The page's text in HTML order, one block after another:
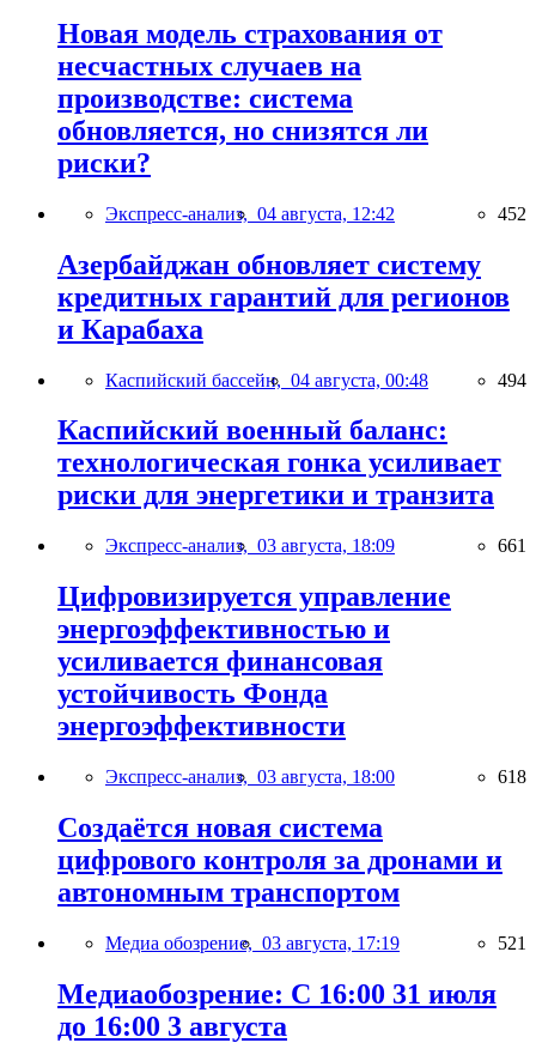
Новая модель страхования от
несчастных случаев на
производстве: система
обновляется, но снизятся ли
риски?
Экспресс-анализ, 04 августа, 12:42 452
Азербайджан обновляет систему
кредитных гарантий для регионов
и Карабаха
Каспийский бассейн, 04 августа, 00:48 494
Каспийский военный баланс:
технологическая гонка усиливает
риски для энергетики и транзита
Экспресс-анализ, 03 августа, 18:09 661
Цифровизируется управление
энергоэффективностью и
усиливается финансовая
устойчивость Фонда
энергоэффективности
Экспресс-анализ, 03 августа, 18:00 618
Создаётся новая система
цифрового контроля за дронами и
автономным транспортом
Медиа обозрение, 03 августа, 17:19 521
Медиаобозрение: С 16:00 31 июля
до 16:00 3 августа